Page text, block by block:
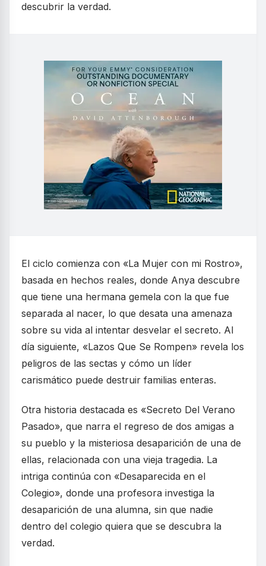
descubrir la verdad.
El ciclo comienza con «La Mujer con mi Rostro»,
basada en hechos reales, donde Anya descubre
que tiene una hermana gemela con la que fue
separada al nacer, lo que desata una amenaza
sobre su vida al intentar desvelar el secreto. Al
día siguiente, «Lazos Que Se Rompen» revela los
peligros de las sectas y cómo un líder
carismático puede destruir familias enteras.
Otra historia destacada es «Secreto Del Verano
Pasado», que narra el regreso de dos amigas a
su pueblo y la misteriosa desaparición de una de
ellas, relacionada con una vieja tragedia. La
intriga continúa con «Desaparecida en el
Colegio», donde una profesora investiga la
desaparición de una alumna, sin que nadie
dentro del colegio quiera que se descubra la
verdad.